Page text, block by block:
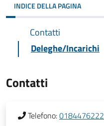
INDICE DELLA PAGINA
Contatti
Deleghe/Incarichi
Contatti
Telefono:0184476222